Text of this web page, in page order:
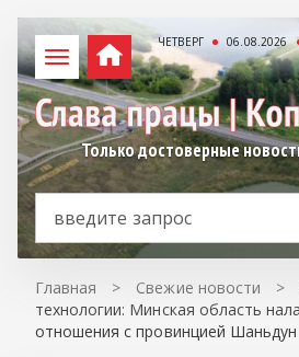
ЧЕТВЕРГ 06.08.2026
Только достоверные
Главная > Свежие новости >
технологии: Минская область
отношения с провинцией Шаньдун